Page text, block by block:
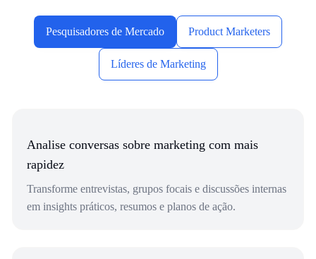
Pesquisadores de Mercado Product Marketers
Líderes de Marketing
Analise conversas sobre marketing com mais
rapidez
Transforme entrevistas, grupos focais e discussões internas
em insights práticos, resumos e planos de ação.